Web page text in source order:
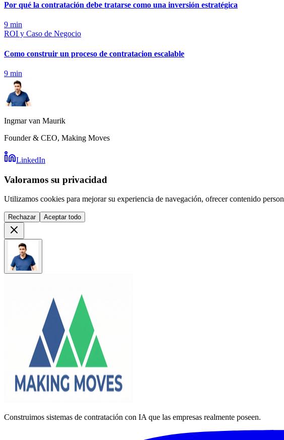
Por qué la contratación debe tratarse como una inversión estratégica
9 min
ROI y Caso de Negocio
Como construir un proceso de contratacion escalable
9 min
Ingmar van Maurik
Founder & CEO, Making Moves
LinkedIn
Valoramos su privacidad
Utilizamos cookies para mejorar su experiencia de navegación, ofrecer contenido
Rechazar Aceptar todo
Construimos sistemas de contratación con IA que las empresas realmente poseen.